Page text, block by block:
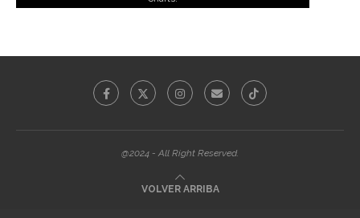
@2024 - All Right Reserved.
VOLVER ARRIBA